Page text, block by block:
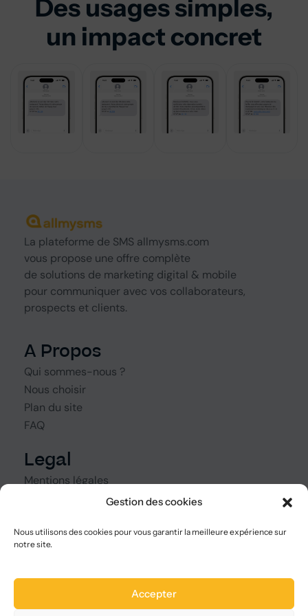
Gestion des cookies
Nous utilisons des cookies pour vous garantir la meilleure expérience sur
notre site.
Accepter
Des usages simples,
un impact concret
La plateforme de SMS allmysms.com
vous propose une offre complète
de solutions de marketing digital & mobile
pour communiquer avec vos collaborateurs,
prospects et clients.
A Propos
Qui sommes-nous ?
Nous choisir
Plan du site
FAQ
Legal
Mentions légales
RGPD